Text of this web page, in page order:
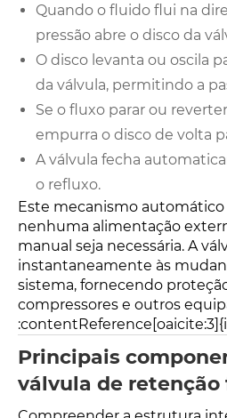
Quando o fluido flui na
pressão abre o disco da
O disco levanta ou oscila
da válvula, permitindo a
Se o fluxo parar ou
empurra o disco de volta
A válvula fecha
o refluxo.
Este mecanismo
nenhuma alimentação
manual seja necessária. A
instantaneamente às
sistema, fornecendo
compressores e outros
Principais
válvula de retenção